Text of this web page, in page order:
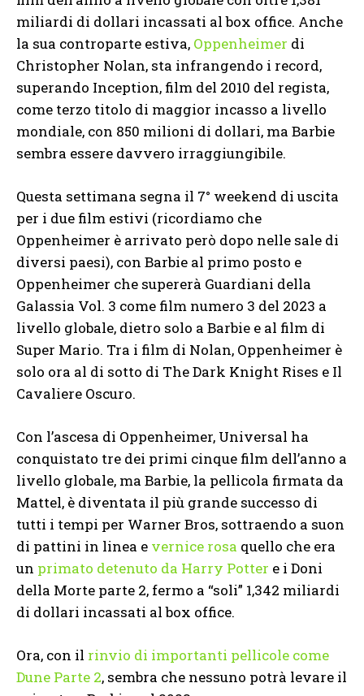
miliardi di dollari incassati al box office. Anche
la sua controparte estiva, Oppenheimer di
Christopher Nolan, sta infrangendo i record,
superando Inception, film del 2010 del regista,
come terzo titolo di maggior incasso a livello
mondiale, con 850 milioni di dollari, ma Barbie
sembra essere davvero irraggiungibile.
Questa settimana segna il 7° weekend di uscita
per i due film estivi (ricordiamo che
Oppenheimer è arrivato però dopo nelle sale di
diversi paesi), con Barbie al primo posto e
Oppenheimer che supererà Guardiani della
Galassia Vol. 3 come film numero 3 del 2023 a
livello globale, dietro solo a Barbie e al film di
Super Mario. Tra i film di Nolan, Oppenheimer è
solo ora al di sotto di The Dark Knight Rises e Il
Cavaliere Oscuro.
Con l’ascesa di Oppenheimer, Universal ha
conquistato tre dei primi cinque film dell’anno a
livello globale, ma Barbie, la pellicola firmata da
Mattel, è diventata il più grande successo di
tutti i tempi per Warner Bros, sottraendo a suon
di pattini in linea e vernice rosa quello che era
un primato detenuto da Harry Potter e i Doni
della Morte parte 2, fermo a “soli” 1,342 miliardi
di dollari incassati al box office.
Ora, con il rinvio di importanti pellicole come
Dune Parte 2, sembra che nessuno potrà levare il